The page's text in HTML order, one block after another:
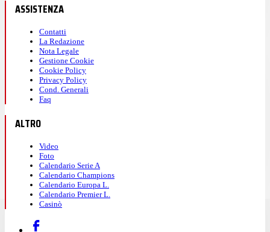
ASSISTENZA
Contatti
La Redazione
Nota Legale
Gestione Cookie
Cookie Policy
Privacy Policy
Cond. Generali
Faq
ALTRO
Video
Foto
Calendario Serie A
Calendario Champions
Calendario Europa L.
Calendario Premier L.
Casinò